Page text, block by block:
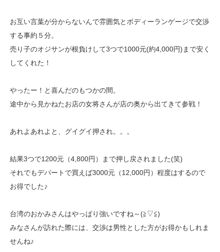
お互い言葉が分からないんで雰囲気とボディーランゲージで交渉
する事約５分。
売り子のオジサンが根負けして3つで1000元(約4,000円)まで安く
してくれた！
やったー！と喜んだのもつかの間。
途中から見かねたお店の女将さんが店の奥から出てきて参戦！
あれよあれよと、グイグイ押され。。。
結果3つで1200元（4,800円）まで押し戻されました(笑)
それでもデパートで買えば3000元（12,000円）程度はするので
お得でした♪
台湾のおかみさんはやっぱり強いですね～(≧▽≦)
みなさんが訪れた際には、交渉は男性とした方がお得かもしれま
せんね♪